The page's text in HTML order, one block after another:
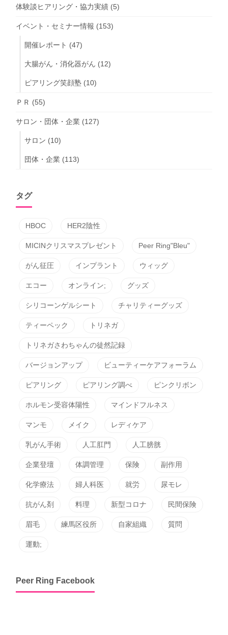
体験談ヒアリング・協力実績 (5)
イベント・セミナー情報 (153)
開催レポート (47)
大腸がん・消化器がん (12)
ピアリング笑顔塾 (10)
ＰＲ (55)
サロン・団体・企業 (127)
サロン (10)
団体・企業 (113)
タグ
HBOC HER2陰性
MICINクリスマスプレゼント Peer Ring"Bleu"
がん征圧 インプラント ウィッグ
エコー オンライン; グッズ
シリコーンゲルシート チャリティーグッズ
ティーペック トリネガ
トリネガさわちゃんの徒然記録
バージョンアップ ビューティーケアフォーラム
ピアリング ピアリング調べ ピンクリボン
ホルモン受容体陽性 マインドフルネス
マンモ メイク レディケア
乳がん手術 人工肛門 人工膀胱
企業登壇 体調管理 保険 副作用
化学療法 婦人科医 就労 尿モレ
抗がん剤 料理 新型コロナ 民間保険
眉毛 練馬区役所 自家組織 質問
運動;
Peer Ring Facebook